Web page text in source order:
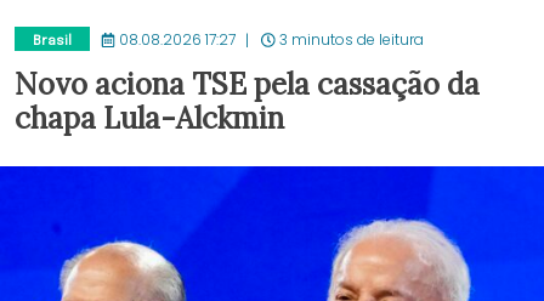
Brasil 08.08.2026 17:27 3 minutos de leitura
Novo aciona TSE pela cassação da
chapa Lula-Alckmin